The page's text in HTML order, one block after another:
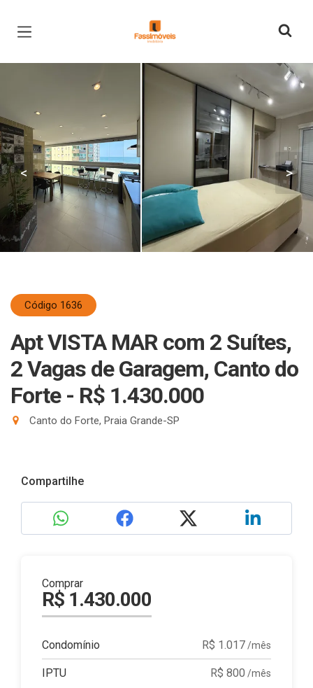
Página inicial
< >
Código 1636
Apt VISTA MAR com 2 Suítes,
2 Vagas de Garagem, Canto do
Forte - R$ 1.430.000
Canto do Forte, Praia Grande-SP
Compartilhe
Comprar
R$ 1.430.000
Condomínio R$ 1.017/mês
IPTU R$ 800 /mês